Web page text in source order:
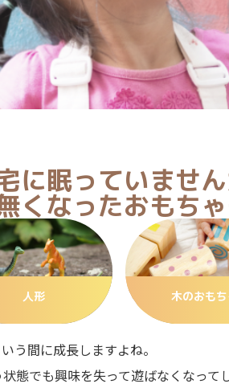
に眠っていませ
くなったおもちゃ
人形 木のおもち
う間に成長しますよね。
態でも興味を失って遊ばなくなって